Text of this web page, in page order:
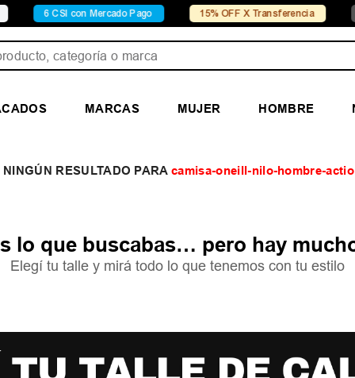
6 CSI con Mercado Pago 15% OFF X Transferencia
MARCAS MUJER HOMBRE
camisa-oneill-nilo-hombre-
lo que buscabas… pero hay
Elegí tu talle y mirá todo lo que tenemos con tu estilo